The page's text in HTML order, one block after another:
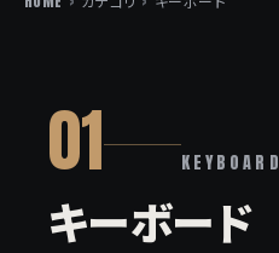
01 KEYBOARD
キーボード